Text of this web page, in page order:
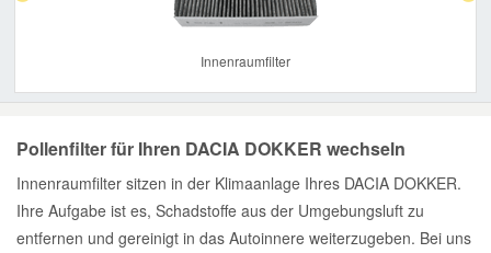
Innenraumfilter
Pollenfilter für Ihren DACIA DOKKER wechseln
Innenraumfilter sitzen in der Klimaanlage Ihres DACIA DOKKER.
Ihre Aufgabe ist es, Schadstoffe aus der Umgebungsluft zu
entfernen und gereinigt in das Autoinnere weiterzugeben. Bei uns